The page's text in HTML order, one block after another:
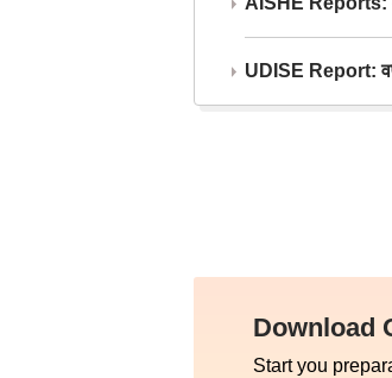
UDISE Report:
Download
Start you